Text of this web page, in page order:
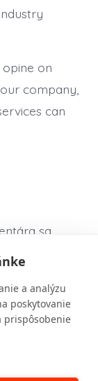
on
company,
can
sa
a analýzu
poskytovanie
prispôsobenie